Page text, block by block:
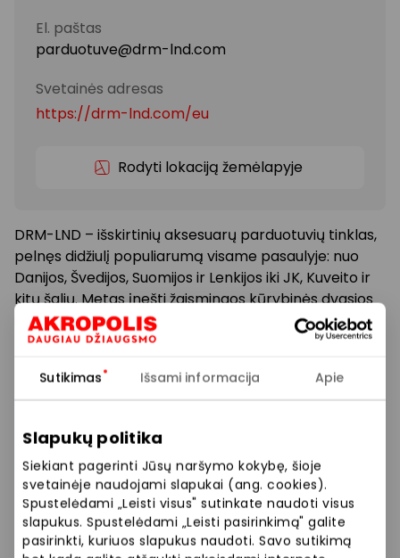
Sutikimas Išsami informacija Apie
Slapukų politika
Siekiant pagerinti Jūsų naršymo kokybę, šioje
svetainėje naudojami slapukai (ang. cookies).
Spustelėdami „Leisti visus" sutinkate naudoti visus
slapukus. Spustelėdami „Leisti pasirinkimą" galite
pasirinkti, kuriuos slapukus naudoti. Savo sutikimą
El. paštas
parduotuve@drm-lnd.com
Svetainės adresas
https://drm-lnd.com/eu
Rodyti lokaciją žemėlapyje
DRM-LND – išskirtinių aksesuarų parduotuvių tinklas,
pelnęs didžiulį populiarumą visame pasaulyje: nuo
Danijos, Švedijos, Suomijos ir Lenkijos iki JK, Kuveito ir
kitų šalių. Metas įnešti žaismingos kūrybinės dvasios
ir į Lietuvą!
laisvė ir svajonės be ribų!
Susikurk išskirtinį įvaizdį, originalų telefono dėkliuką,
kuprinę, kepurę bei kitų aksesuarų! Paryškink savo
stilių DRMZ®️ pakabučiais ir ypatingais DRMZ®️
lipdukais!
DRM-LND – tai aukščiausia kokybė, saugios ir tvarios